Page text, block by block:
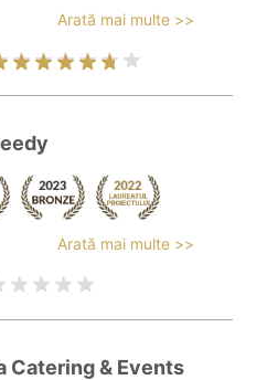
Arată mai multe >>
Arată mai multe >>
Catering & Events